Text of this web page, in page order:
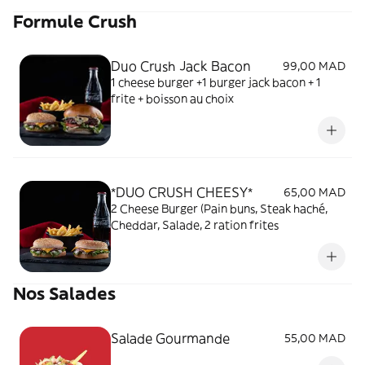
Formule Crush
Duo Crush Jack Bacon
99,00 MAD
1 cheese burger +1 burger jack bacon + 1
frite + boisson au choix
*DUO CRUSH CHEESY*
65,00 MAD
2 Cheese Burger (Pain buns, Steak haché,
Cheddar, Salade, 2 ration frites
Nos Salades
Salade Gourmande 55,00 MAD